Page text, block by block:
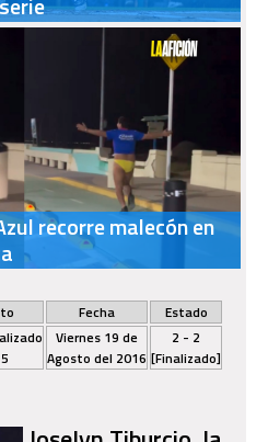
recorre malecón en
Fecha
Estado
Viernes 19 de
Agosto del 2016
2 - 2
[Finalizado]